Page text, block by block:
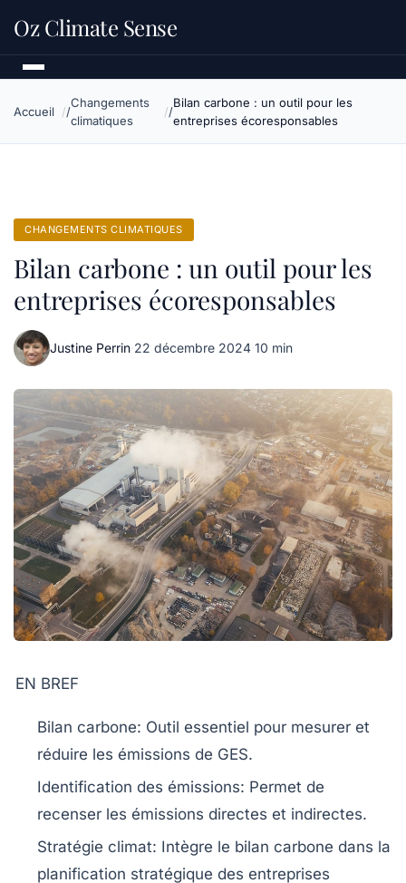
Oz Climate Sense
Accueil
Changements
climatiques
Bilan carbone : un outil pour les
entreprises écoresponsables
CHANGEMENTS CLIMATIQUES
Bilan carbone : un outil pour les
entreprises écoresponsables
Justine Perrin·22 décembre 2024·10 min
EN BREF
Bilan carbone: Outil essentiel pour mesurer et
réduire les émissions de GES.
Identification des émissions: Permet de
recenser les émissions directes et indirectes.
Stratégie climat: Intègre le bilan carbone dans la
planification stratégique des entreprises